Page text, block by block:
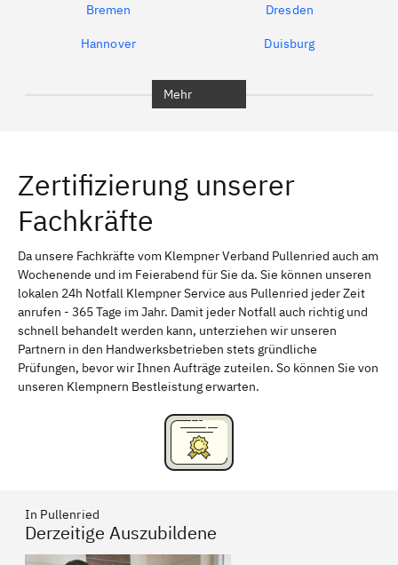
Bremen Dresden
Hannover Duisburg
Erlangen Bamberg
Bayreuth
Schweinfurt Passau
Freising Rudelsdorf, Mittelfranken
Mehr
Zertifizierung unserer
Fachkräfte
Da unsere Fachkräfte vom Klempner Verband Pullenried auch am
Wochenende und im Feierabend für Sie da. Sie können unseren
lokalen 24h Notfall Klempner Service aus Pullenried jeder Zeit
anrufen - 365 Tage im Jahr. Damit jeder Notfall auch richtig und
schnell behandelt werden kann, unterziehen wir unseren
Partnern in den Handwerksbetrieben stets gründliche
Prüfungen, bevor wir Ihnen Aufträge zuteilen. So können Sie von
unseren Klempnern Bestleistung erwarten.
In Pullenried
Derzeitige Auszubildene